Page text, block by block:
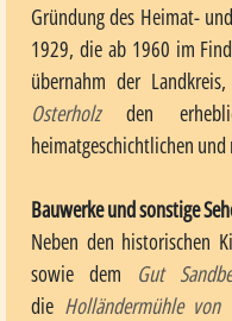
Gründung des Heimat-
1929, die ab 1960 im
übernahm der
Osterholzden
heimatgeschichtlichen
Bauwerke und sonstige
Neben den historischen
sowie dem Gut
die Holländermühle von